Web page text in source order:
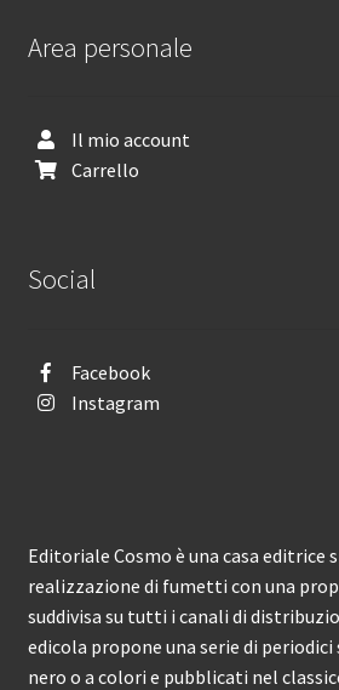
Area personale
Il mio account
Carrello
Social
Facebook
Instagram
Editoriale Cosmo è una casa editrice
realizzazione di fumetti con una
suddivisa su tutti i canali di
edicola propone una serie di
nero o a colori e pubblicati nel